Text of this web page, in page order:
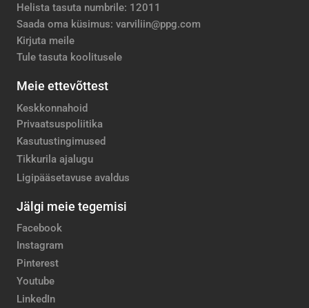
Helista tasuta numbrile: 12011
Saada oma küsimus: varviliin@ppg.com
Kirjuta meile
Tule tasuta koolitusele
Meie ettevõttest
Keskkonnahoid
Privaatsuspoliitika
Kasutustingimused
Tikkurila ajalugu
Ligipääsetavuse avaldus
Jälgi meie tegemisi
Facebook
Instagram
Pinterest
Youtube
LinkedIn